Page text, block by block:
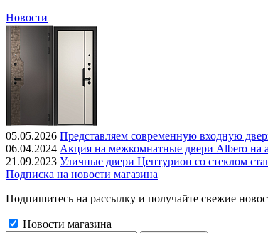
Новости
05.05.2026 Представляем современную входную
06.04.2024 Акция на межкомнатные двери Albero на
21.09.2023 Уличные двери Центурион со стеклом
Подписка на новости магазина
Подпишитесь на рассылку и получайте свежие
Новости магазина